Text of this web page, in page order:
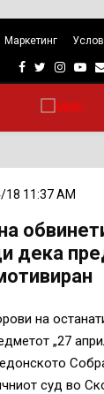
Маркетинг
Facebook
Twitter
18 11:37 AM
дека
на
„27
суд во